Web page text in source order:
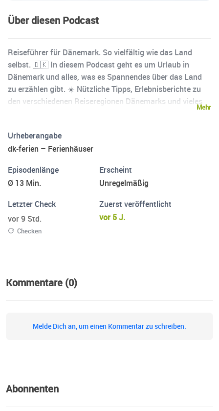
Über diesen Podcast
Reiseführer für Dänemark. So vielfältig wie das Land
selbst. 🇩🇰 In diesem Podcast geht es um Urlaub in
Dänemark und alles, was es Spannendes über das Land
zu erzählen gibt. ☀️ Nützliche Tipps, Erlebnisberichte zu
den verschiedenen Reiseregionen Dänemarks und vieles
veröffentlicht von dk-ferien, der Vermittlung für
traumhafte Ferienhäuser in Dänemark. 🏡 Impressum: dk-
Mehr
Urheberangabe
dk-ferien – Ferienhäuser
Episodenlänge
Ø 13 Min.
Erscheint
Unregelmäßig
Letzter Check
vor 9 Std.
Checken
Zuerst veröffentlicht
vor 5 J.
Kommentare (0)
Melde Dich an, um einen Kommentar zu schreiben.
Abonnenten